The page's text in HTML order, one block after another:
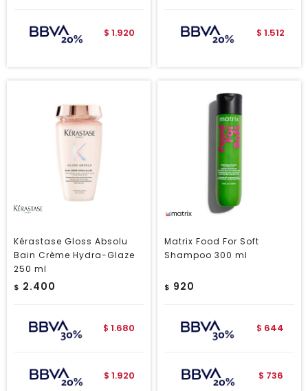
$ 1.920 $ 1.512
Kérastase Gloss Absolu
Bain Crème Hydra-Glaze
250 ml
$ 2.400
$ 1.680
$ 1.920
Matrix Food For Soft
Shampoo 300 ml
$ 920
$ 644
$ 736